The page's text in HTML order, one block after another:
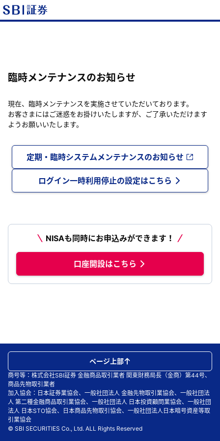
臨時メンテナンスのお知らせ
現在、臨時メンテナンスを実施させていただいております。
お客さまにはご迷惑をお掛けいたしますが、ご了承いただけます
ようお願いいたします。
定期・臨時システムメンテナンスのお知らせ
ログイン一時利用停止の設定はこちら
NISAも同時にお申込みができます！
口座開設はこちら
商号等：株式会社SBI証券 金融商品取引業者 関東財務局長（金商）第44号、
商品先物取引業者
加入協会：日本証券業協会、一般社団法人 金融先物取引業協会、一般社団法
人 第二種金融商品取引業協会、一般社団法人 日本投資顧問業協会、一般社団
法人 日本STO協会、日本商品先物取引協会、一般社団法人日本暗号資産等取
引業協会
© SBI SECURITIES Co., Ltd. ALL Rights Reserved
ページ上部